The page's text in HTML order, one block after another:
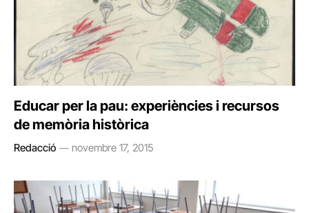
Educar per la pau: experiències i recursos
de memòria històrica
Redacció novembre 17, 2015